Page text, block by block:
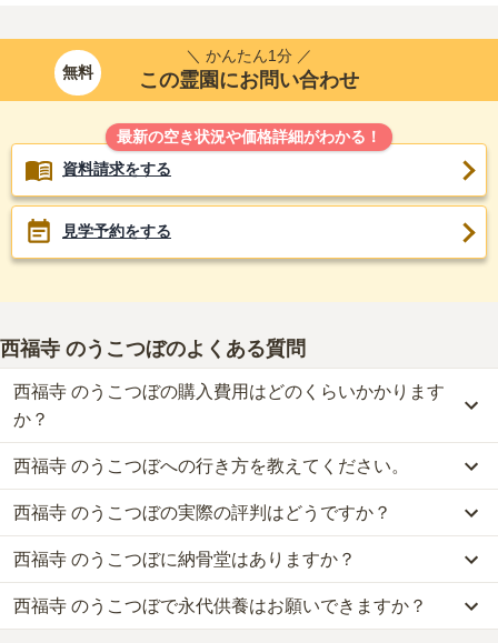
無料
＼ かんたん1分 ／
この霊園にお問い合わせ
最新の空き状況や価格詳細がわかる！
資料請求をする
見学予約をする
西福寺 のうこつぼのよくある質問
西福寺 のうこつぼの購入費用はどのくらいかかります
か？
西福寺 のうこつぼでは、納骨堂が約49.8万円からお求めいただけま
す。
なお、西福寺 のうこつぼがある静岡県の相場は、納骨堂が約50万
円です。
お墓は、価格が高いものがよい、安いものが悪い、という訳ではあ
きる場所を選ぶことです。
西福寺 のうこつぼへの行き方を教えてください。
公共交通機関の場合、JR東海道本線「静岡駅」からタクシーで約7
分または、しずてつジャストライン［丸子営業所行］に乗車「本通
六丁目バス停」下車し、徒歩約2分です。
車の場合、東名高速道路「静岡インター」から車で約11分です。
詳しいルートや地図は、本ページの「地図・交通アクセス」欄をご
西福寺 のうこつぼの実際の評判はどうですか？
西福寺 のうこつぼの口コミはまだ投稿されておりません。
口コミはあくまで一つの目安です。資料請求や現地見学を通して、
ご自身の目で雰囲気を確認してみることをおすすめします。
西福寺 のうこつぼに納骨堂はありますか？
はい、西福寺 のうこつぼには1種類の納骨堂がございます。
費用は、約49.8万円からとなっております。
西福寺 のうこつぼで永代供養はお願いできますか？